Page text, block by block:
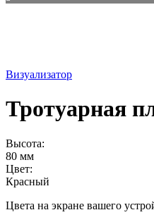
Визуализатор
Тротуарная
Высота:
80 мм
Цвет:
Красный
Цвета на экране вашего